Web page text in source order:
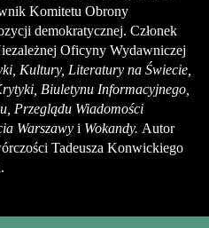
Komitetu Obrony
demokratycznej. Członek
Oficyny Wydawniczej
Kultury, Literatury na Świecie,
Biuletynu Informacyjnego,
Przeglądu Wiadomości
Warszawy i Wokandy. Autor
Tadeusza Konwickiego